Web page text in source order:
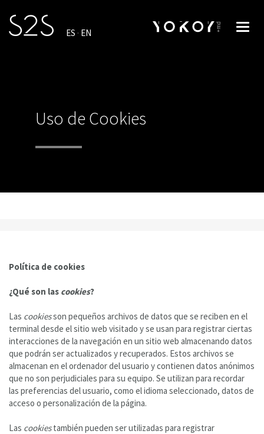
ES · EN
Uso de Cookies
Política de cookies
¿Qué son las cookies?
Las cookiesson pequeños archivos de datos que se reciben en el
terminal desde el sitio web visitado y se usan para registrar ciertas
interacciones de la navegación en un sitio web almacenando datos
que podrán ser actualizados y recuperados. Estos archivos se
almacenan en el ordenador del usuario y contienen datos anónimos
que no son perjudiciales para su equipo. Se utilizan para recordar
las preferencias del usuario, como el idioma seleccionado, datos de
acceso o personalización de la página.
Las cookiestambién pueden ser utilizadas para registrar